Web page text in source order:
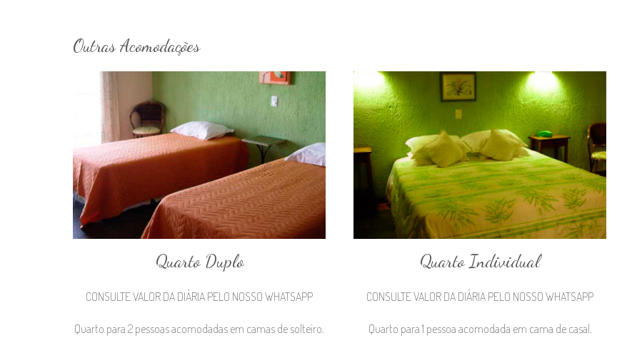
Outras Acomodações
Quarto Duplo
CONSULTE VALOR DA DIÁRIA PELO NOSSO WHATSAPP
Quarto para 2 pessoas acomodadas em camas de solteiro.
Quarto Individual
CONSULTE VALOR DA DIÁRIA PELO NOSSO WHATSAPP
Quarto para 1 pessoa acomodada em cama de casal.